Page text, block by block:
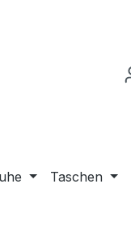
Taschen